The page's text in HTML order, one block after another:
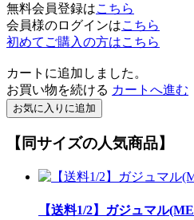
無料会員登録はこちら
会員様のログインはこちら
初めてご購入の方はこちら
カートに追加しました。
お買い物を続ける カートへ進む
お気に入りに追加
【同サイズの人気商品】
【送料1/2】ガジュマル